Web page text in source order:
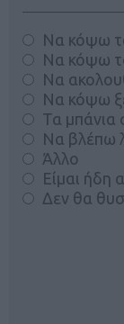
Να κόψω
Να κόψω
Να
Να κόψω
Τα
Να βλέπω
Άλλο
Είμαι ήδη
Δεν θα